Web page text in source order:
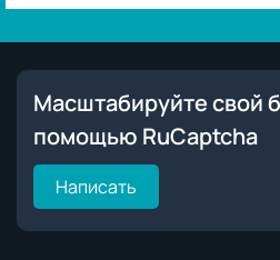
Масштабируйте свой
помощью RuCaptcha
Написать